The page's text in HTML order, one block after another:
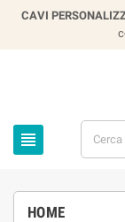
CAVI

HOME